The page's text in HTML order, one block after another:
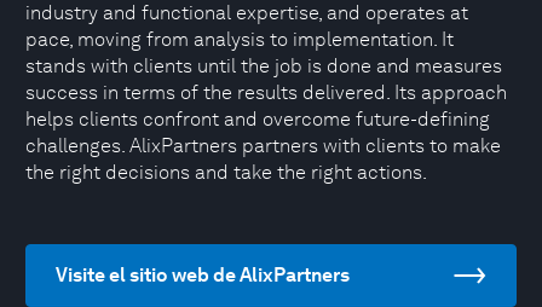
industry and functional expertise, and operates at
pace, moving from analysis to implementation. It
stands with clients until the job is done and measures
success in terms of the results delivered. Its approach
helps clients confront and overcome future-defining
challenges. AlixPartners partners with clients to make
the right decisions and take the right actions.
Visite el sitio web de AlixPartners